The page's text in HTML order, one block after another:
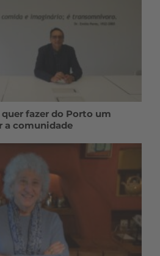
fazer do Porto um
a comunidade